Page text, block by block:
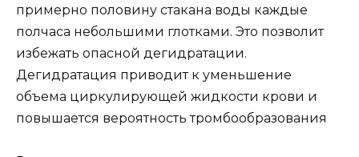
примерно половину стакана воды каждые
полчаса небольшими глотками. Это позволит
избежать опасной дегидратации.
Дегидратация приводит к уменьшение
объема циркулирующей жидкости крови и
повышается вероятность тромбообразования